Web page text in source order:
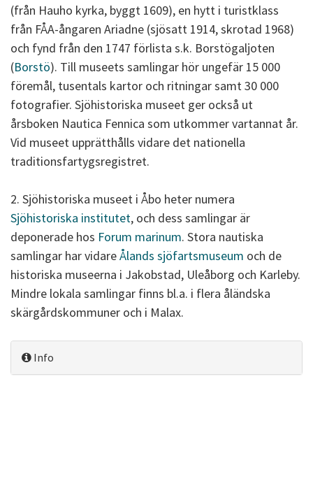
(från Hauho kyrka, byggt 1609), en hytt i turistklass
från FÅA-ångaren Ariadne (sjösatt 1914, skrotad 1968)
och fynd från den 1747 förlista s.k. Borstögaljoten
(Borstö). Till museets samlingar hör ungefär 15 000
föremål, tusentals kartor och ritningar samt 30 000
fotografier. Sjöhistoriska museet ger också ut
årsboken Nautica Fennica som utkommer vartannat år.
Vid museet upprätthålls vidare det nationella
traditionsfartygsregistret.
2. Sjöhistoriska museet i Åbo heter numera
Sjöhistoriska institutet, och dess samlingar är
deponerade hos Forum marinum. Stora nautiska
samlingar har vidareÅlands sjöfartsmuseum och de
historiska museerna i Jakobstad, Uleåborg och Karleby.
Mindre lokala samlingar finns bl.a. i flera åländska
skärgårdskommuner och i Malax.
Info